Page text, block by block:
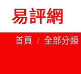
首頁 全部分類